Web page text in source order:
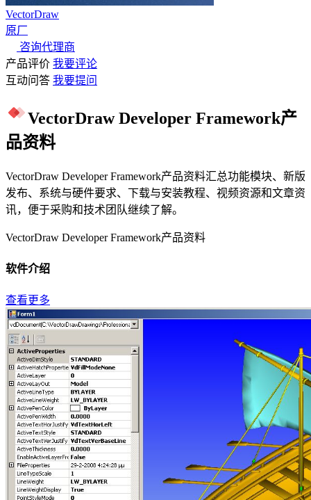
VectorDraw
原厂
咨询代理商
产品评价 我要评论
互动问答 我要提问
VectorDraw Developer Framework产
品资料
VectorDraw Developer Framework产品资料汇总功能模块、新版
发布、系统与硬件要求、下载与安装教程、视频资源和文章资
讯，便于采购和技术团队继续了解。
VectorDraw Developer Framework产品资料
软件介绍
查看更多